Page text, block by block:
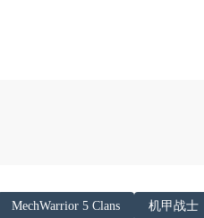
头增加以下内容声明:
MechWarrior 5 Clans 机甲战士